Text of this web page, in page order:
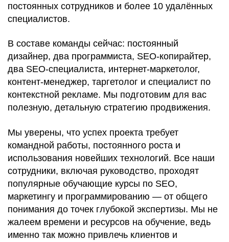
постоянных сотрудников и более 10 удалённых
специалистов.
В составе команды сейчас: постоянный
дизайнер, два программиста, SEO-копирайтер,
два SEO-специалиста, интернет-маркетолог,
контент-менеджер, таргетолог и специалист по
контекстной рекламе. Мы подготовим для вас
полезную, детальную стратегию продвижения.
Мы уверены, что успех проекта требует
командной работы, постоянного роста и
использования новейших технологий. Все наши
сотрудники, включая руководство, проходят
популярные обучающие курсы по SEO,
маркетингу и программированию — от общего
понимания до точек глубокой экспертизы. Мы не
жалеем времени и ресурсов на обучение, ведь
именно так можно привлечь клиентов и